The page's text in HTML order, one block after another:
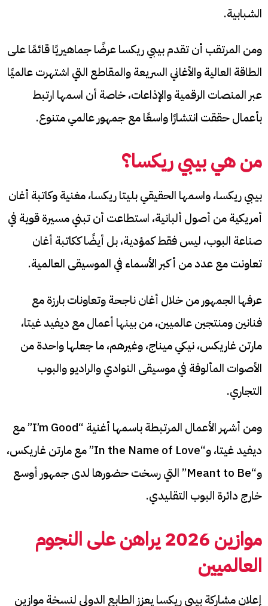
الشبابية.
ومن المرتقب أن تقدم بيبي ريكسا عرضًا جماهيريًا قائمًا على
الطاقة العالية والأغاني السريعة والمقاطع التي اشتهرت عالميًا
عبر المنصات الرقمية والإذاعات، خاصة أن اسمها ارتبط
بأعمال حققت انتشارًا واسعًا مع جمهور عالمي متنوع.
من هي بيبي ريكسا؟
بيبي ريكسا، واسمها الحقيقي بليتا ريكسا، مغنية وكاتبة أغان
أمريكية من أصول ألبانية، استطاعت أن تبني مسيرة قوية في
صناعة البوب، ليس فقط كمؤدية، بل أيضًا ككاتبة أغان
تعاونت مع عدد من أكبر الأسماء في الموسيقى العالمية.
عرفها الجمهور من خلال أغان ناجحة وتعاونات بارزة مع
فنانين ومنتجين عالميين، من بينها أعمال مع ديفيد غيتا،
مارتن غاريكس، نيكي ميناج، وغيرهم، ما جعلها واحدة من
الأصوات المألوفة في موسيقى النوادي والراديو والبوب
التجاري.
ومن أشهر الأعمال المرتبطة باسمها أغنية “I’m Good” مع
ديفيد غيتا، و“In the Name of Love” مع مارتن غاريكس،
و“Meant to Be” التي رسخت حضورها لدى جمهور أوسع
خارج دائرة البوب التقليدي.
موازين 2026 يراهن على النجوم
العالميين
إعلان مشاركة بيبي ريكسا يعزز الطابع الدولي لنسخة موازين